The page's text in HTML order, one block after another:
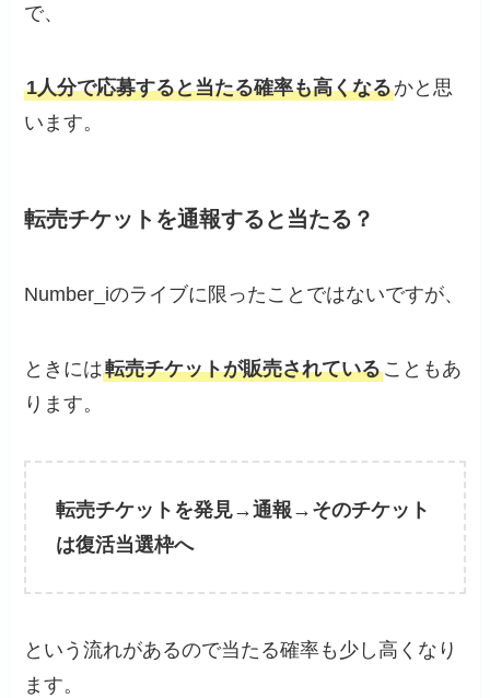
で、
1人分で応募すると当たる確率も高くなるかと思
います。
転売チケットを通報すると当たる？
Number_iのライブに限ったことではないですが、
ときには転売チケットが販売されていることもあ
ります。
転売チケットを発見→通報→そのチケット
は復活当選枠へ
という流れがあるので当たる確率も少し高くなり
ます。